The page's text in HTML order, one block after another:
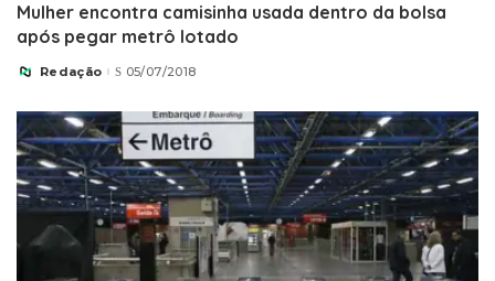
Mulher encontra camisinha usada dentro da bolsa
após pegar metrô lotado
Posted
Redação 05/07/2018